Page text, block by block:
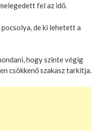
fel az idő.
de ki lehetett a
hogy szinte végig
csökkenő szakasz tarkítja.